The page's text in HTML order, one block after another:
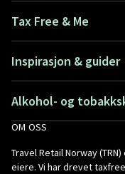
Tax Free & Me
Inspirasjon & guider
Alkohol- og
OM OSS
Travel Retail Norway
eiere. Vi har drevet